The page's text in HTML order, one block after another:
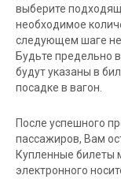
выберите
необходимое
следующем шаге
Будьте предельно
будут указаны в
посадке в вагон.
После успешного
пассажиров, Вам
Купленные билеты
электронного